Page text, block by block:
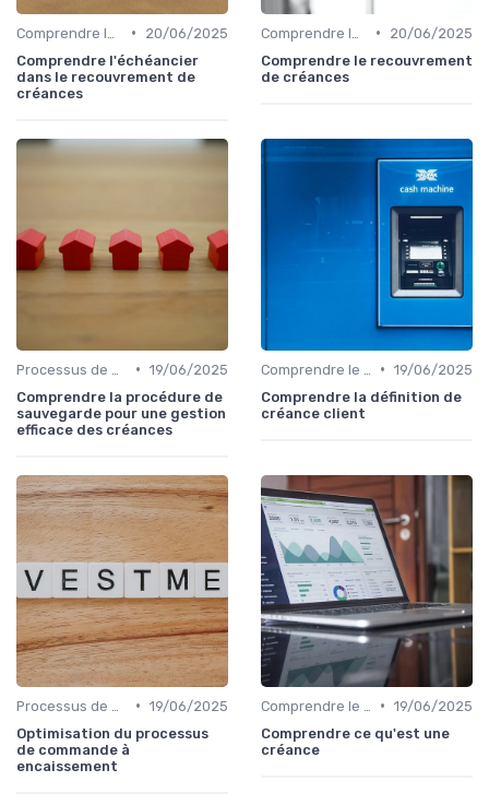
•
20/06/2025
Comprendre l'échéancier
dans le recouvrement de
créances
•
20/06/2025
Comprendre le recouvrement
de créances
• 19/06/2025
Comprendre la procédure de
sauvegarde pour une gestion
efficace des créances
• 19/06/2025
Comprendre la définition de
créance client
• 19/06/2025
Optimisation du processus
de commande à
encaissement
• 19/06/2025
Comprendre ce qu'est une
créance